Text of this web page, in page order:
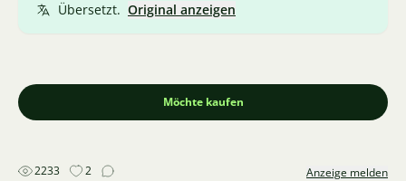
Übersetzt. Original anzeigen
Möchte kaufen
2233 2 Anzeige melden